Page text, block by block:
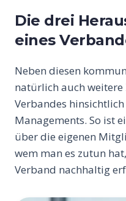
Die drei
eines
Neben diesen
natürlich auch weitere
Verbandes
Managements. So ist
über die eigenen
wem man es zutun
Verband nachhaltig